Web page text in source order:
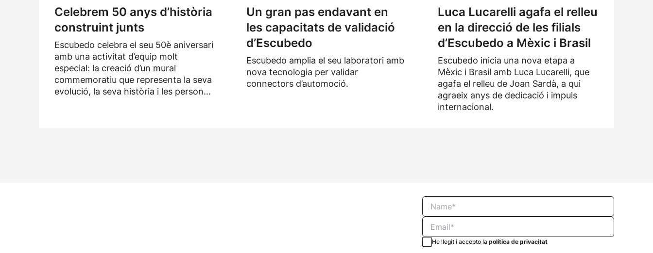
Celebrem 50 anys d’història
construint junts
Escubedo celebra el seu 50è aniversari
amb una activitat d’equip molt
especial: la creació d’un mural
commemoratiu que representa la seva
evolució, la seva història i les persones
Un gran pas endavant en
les capacitats de validació
d’Escubedo
Escubedo amplia el seu laboratori amb
nova tecnologia per validar
connectors d’automoció.
Luca Lucarelli agafa el relleu
en la direcció de les filials
d’Escubedo a Mèxic i Brasil
Escubedo inicia una nova etapa a
Mèxic i Brasil amb Luca Lucarelli, que
agafa el relleu de Joan Sardà, a qui
agraeix anys de dedicació i impuls
internacional.
He llegit i accepto lapolítica de privacitat